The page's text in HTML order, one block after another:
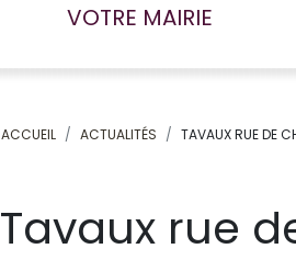
VOTRE MAIRIE
ACCUEIL ACTUALITÉS TAVAUX RUE DE
Tavaux rue